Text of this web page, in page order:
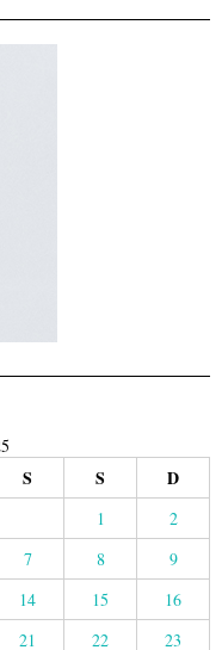
S S D
1
2
7 8
9
14 15
16
21 22 23